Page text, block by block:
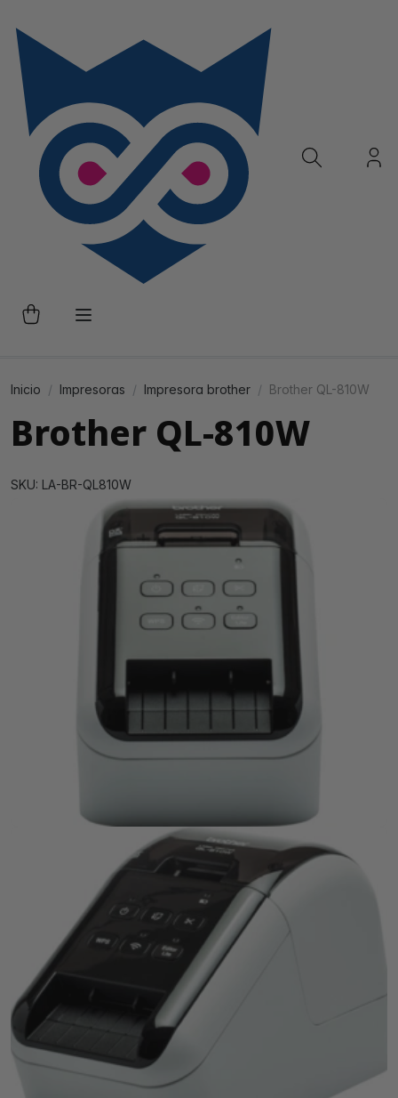
Inicio Impresoras Impresora brother Brother QL-810W
Brother QL-810W
SKU: LA-BR-QL810W